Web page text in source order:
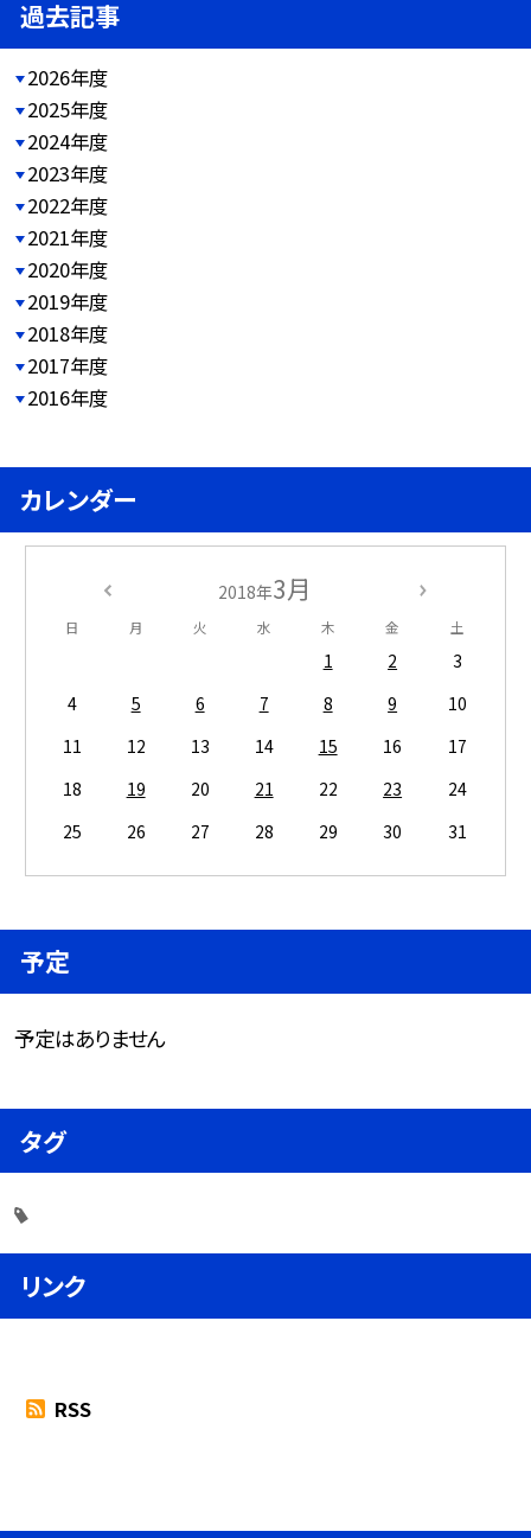
過去記事
2026年度
2025年度
2024年度
2023年度
2022年度
2021年度
2020年度
2019年度
2018年度
2017年度
2016年度
カレンダー
2018年3月
日 月 火 水 木 金 土
1 2
3
4
5 6 7 8 9
10
11
12 13 14 15 16
17
18
19 20 21 22 23
24
25
26 27 28 29 30 31
予定
予定はありません
タグ
リンク
RSS